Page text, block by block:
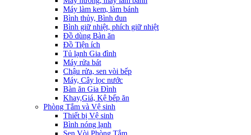
Máy làm kem, làm bánh
Bình thủy, Bình đun
Bình giữ nhiệt, phích giữ nhiệt
Đồ dùng Bàn ăn
Đồ Tiện ích
Tủ lạnh Gia đình
Máy rửa bát
Chậu rửa, sen vòi bếp
Máy, Cây lọc nước
Bàn ăn Gia Đình
Khay,Giá, Kệ bếp ăn
Phòng Tắm và Vệ sinh
Thiết bị Vệ sinh
Bình nóng lạnh